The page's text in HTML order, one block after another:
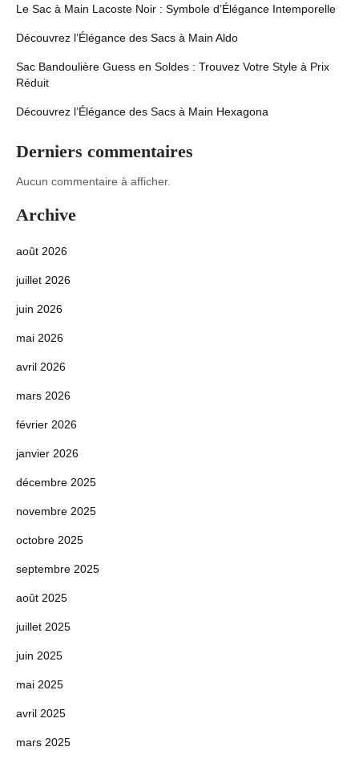
Le Sac à Main Lacoste Noir : Symbole d’Élégance Intemporelle
Découvrez l’Élégance des Sacs à Main Aldo
Sac Bandoulière Guess en Soldes : Trouvez Votre Style à Prix
Réduit
Découvrez l’Élégance des Sacs à Main Hexagona
Derniers commentaires
Aucun commentaire à afficher.
Archive
août 2026
juillet 2026
juin 2026
mai 2026
avril 2026
mars 2026
février 2026
janvier 2026
décembre 2025
novembre 2025
octobre 2025
septembre 2025
août 2025
juillet 2025
juin 2025
mai 2025
avril 2025
mars 2025